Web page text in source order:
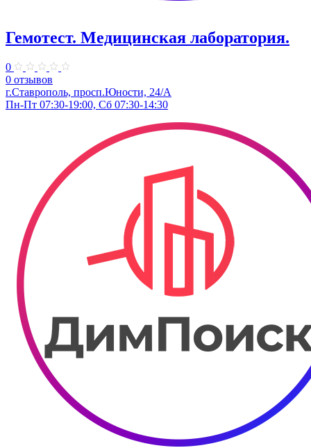
Гемотест. Медицинская лаборатория.
0
0 отзывов
г.Ставрополь, просп.Юности, 24/А
Пн-Пт 07:30-19:00, Сб 07:30-14:30